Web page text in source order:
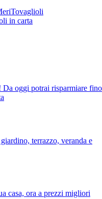
Tovaglioli
in carta
Da oggi potrai risparmiare fino
terrazzo, veranda e
casa, ora a prezzi migliori